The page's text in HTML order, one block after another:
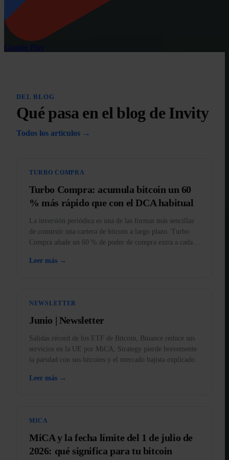
Google Play
DEL BLOG
Qué pasa en el blog de Invity
Todos los artículos →
TURBO COMPRA
Turbo Compra: acumula bitcoin un 60
% más rápido que con el DCA habitual
La inversión periódica es una de las formas más sencillas
de construir una cartera de bitcoin a largo plazo. Turbo
Compra añade un 60 % de poder de compra extra a cada
Leer más →
NEWSLETTER
Junio | Newsletter
Salidas récord de los ETF de Bitcoin, Binance reduce sus
servicios en la UE por MiCA, Strategy pierde brevemente
la paridad con sus bitcoins y el mercado bajista explicado.
Leer más →
MICA
MiCA y la fecha límite del 1 de julio de
2026: qué significa para tu bitcoin